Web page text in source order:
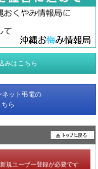
みはこちら
ネット弔電の
ら
規ユーザー登録が必要です